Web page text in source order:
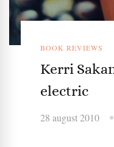
BOOK REVIEWS
Kerri
electric
28 august 2010